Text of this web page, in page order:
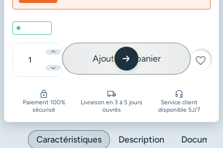
Quantité
Ajouter au panier favorite_border
Paiement 100%
sécurisé
Livraison en 3 à 5 jours
ouvrés
Service client
disponible 5J/7
Caractéristiques Description